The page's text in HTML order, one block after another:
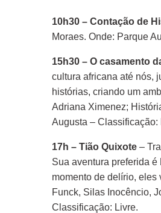
10h30 – Contação de
Moraes. Onde: Parque
15h30 – O casamento
cultura africana até nós,
histórias, criando um
Adriana Ximenez;
Augusta – Classificação:
17h – Tião Quixote –
Sua aventura preferida
momento de delírio, eles
Funck, Silas Inocêncio,
Classificação: Livre.